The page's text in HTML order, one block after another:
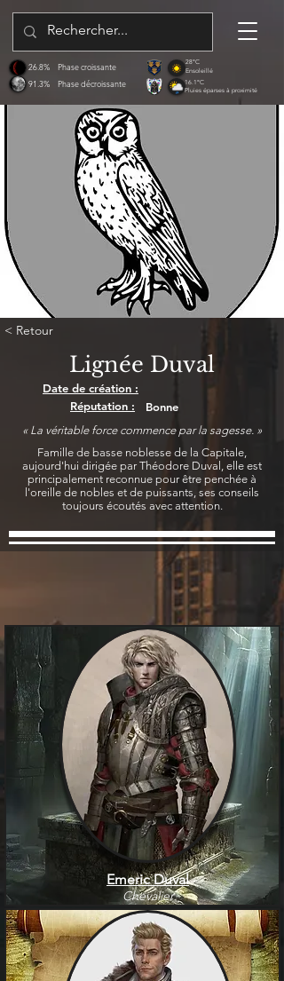
91.3%
26.8%
Phase décroissante
Phase croissante
28°C
Ensoleillé
16.1°C
Pluies éparses à proximité
< Retour
Lignée Duval
Date de création :
Réputation :
Bonne
« La véritable force commence par la sagesse. »
Famille de basse noblesse de la Capitale,
aujourd'hui dirigée par Théodore Duval, elle est
principalement reconnue pour être penchée à
l'oreille de nobles et de puissants, ses conseils
toujours écoutés avec attention.
Emeric Duval
Chevalier